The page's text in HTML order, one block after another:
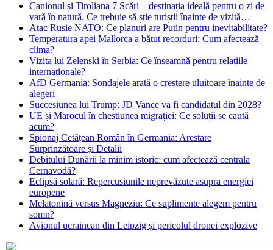
Canionul și Tiroliana 7 Scări – destinația ideală pentru o zi de
vară în natură. Ce trebuie să știe turiștii înainte de vizită…
Atac Rusie NATO: Ce planuri are Putin pentru inevitabilitate?
Temperatura apei Mallorca a bătut recorduri: Cum afectează
clima?
Vizita lui Zelenski în Serbia: Ce înseamnă pentru relațiile
internaționale?
AfD Germania: Sondajele arată o creștere uluitoare înainte de
alegeri
Succesiunea lui Trump: JD Vance va fi candidatul din 2028?
UE și Marocul în chestiunea migrației: Ce soluții se caută
acum?
Spionaj Cetățean Român în Germania: Arestare
Surprinzătoare și Detalii
Debitului Dunării la minim istoric: cum afectează centrala
Cernavodă?
Eclipsă solară: Repercusiunile neprevăzute asupra energiei
europene
Melatonină versus Magneziu: Ce suplimente alegem pentru
somn?
Avionul ucrainean din Leipzig și pericolul dronei explozive